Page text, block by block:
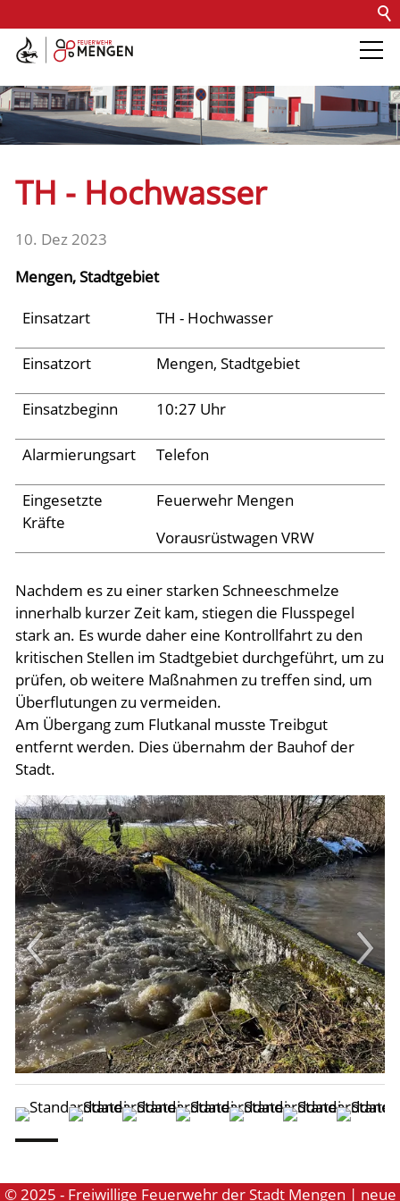
Kontakt Impressum
Barrierefreiheit
Die Feuerwehr
Fachdienste
Fahrzeuge
Einsätze
Aktuelles
Links
TH - Hochwasser
10. Dez 2023
Mengen, Stadtgebiet
Einsatzart
TH - Hochwasser
Einsatzort Mengen, Stadtgebiet
Einsatzbeginn 10:27 Uhr
Alarmierungsart Telefon
Eingesetzte
Kräfte
Feuerwehr Mengen
Vorausrüstwagen VRW
Nachdem es zu einer starken Schneeschmelze
innerhalb kurzer Zeit kam, stiegen die Flusspegel
stark an. Es wurde daher eine Kontrollfahrt zu den
kritischen Stellen im Stadtgebiet durchgeführt, um zu
prüfen, ob weitere Maßnahmen zu treffen sind, um
Überflutungen zu vermeiden.
Am Übergang zum Flutkanal musste Treibgut
entfernt werden. Dies übernahm der Bauhof der
Stadt.
© 2025 - Freiwillige Feuerwehr der Stadt Mengen | neue